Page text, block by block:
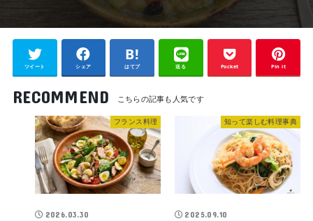
ツイート シェア はてブ 送る Pocket Pin it
RECOMMEND
フランス料理
2026.03.30
知って楽しむ料理事典
2025.09.10